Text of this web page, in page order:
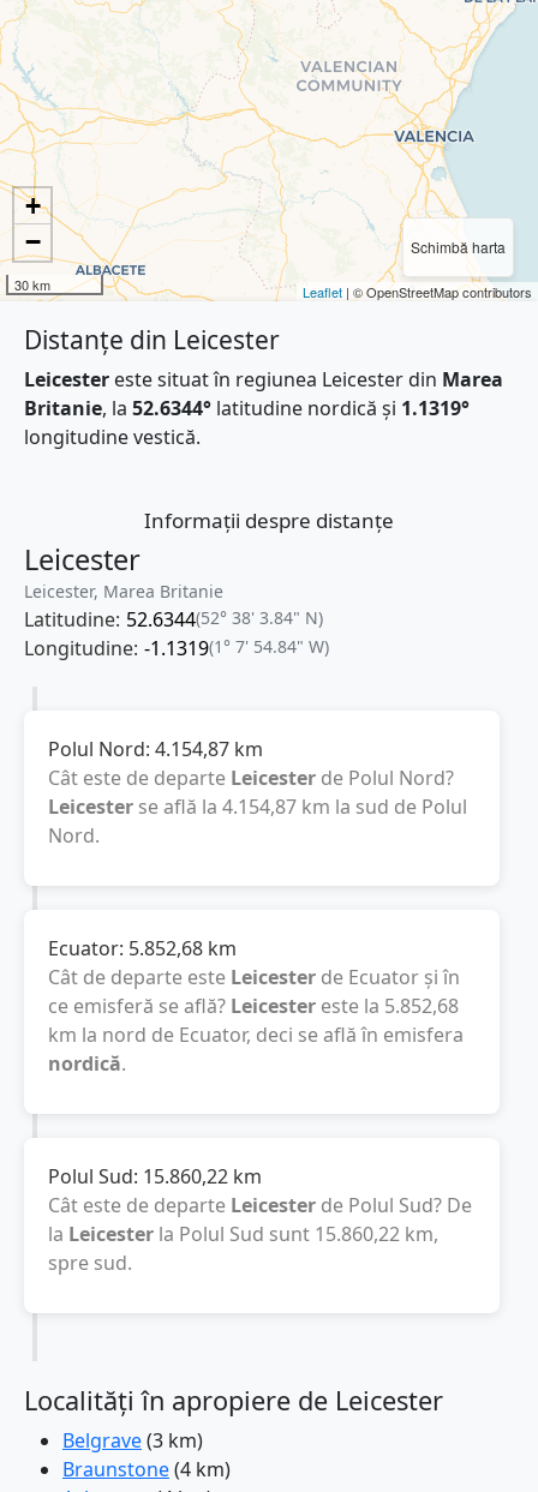
Schimbă harta
+
−
30 km Leaflet | © OpenStreetMap contributors
Distanțe din Leicester
Leicester este situat în regiunea Leicester din Marea
Britanie, la 52.6344° latitudine nordică și 1.1319°
longitudine vestică.
Informații despre distanțe
Leicester
Leicester, Marea Britanie
Latitudine: 52.6344(52° 38' 3.84" N)
Longitudine: -1.1319(1° 7' 54.84" W)
Polul Nord: 4.154,87 km
Cât este de departe Leicester de Polul Nord?
Leicester se află la 4.154,87 km la sud de Polul
Nord.
Ecuator: 5.852,68 km
Cât de departe este Leicester de Ecuator și în
ce emisferă se află? Leicester este la 5.852,68
km la nord de Ecuator, deci se află în emisfera
nordică.
Polul Sud: 15.860,22 km
Cât este de departe Leicester de Polul Sud? De
la Leicester la Polul Sud sunt 15.860,22 km,
spre sud.
Localități în apropiere de Leicester
Belgrave(3 km)
Braunstone(4 km)